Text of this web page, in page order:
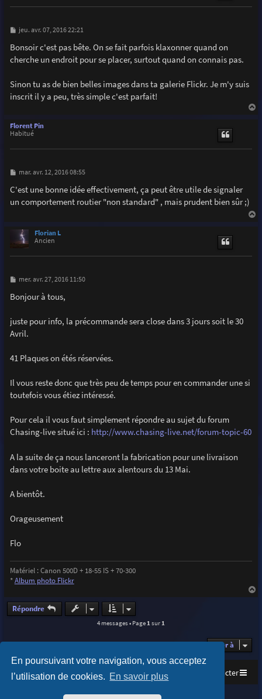
En poursuivant votre navigation, vous acceptez
l’utilisation de cookies. En savoir plus
M
s
s
a
jeu. avr. 07, 2016 22:21
Bonsoir c'est pas bête. On se fait parfois klaxonner quand on
cherche un endroit pour se placer, surtout quand on connais pas.
Sinon tu as de bien belles images dans ta galerie Flickr. Je m'y suis
inscrit il y a peu, très simple c'est parfait!
Florent Pin
Habitué
M
s
s
a
mar. avr. 12, 2016 08:55
C'est une bonne idée effectivement, ça peut être utile de signaler
un comportement routier "non standard" , mais prudent bien sûr ;)
Florian L
Ancien
M
s
s
e
mer. avr. 27, 2016 11:50
Bonjour à tous,
juste pour info, la précommande sera close dans 3 jours soit le 30
Avril.
41 Plaques on étés réservées.
Il vous reste donc que très peu de temps pour en commander une si
toutefois vous étiez intéressé.
Pour cela il vous faut simplement répondre au sujet du forum
Chasing-live situé ici : http://www.chasing-live.net/forum-topic-60
A la suite de ça nous lanceront la fabrication pour une livraison
dans votre boite au lettre aux alentours du 13 Mai.
A bientôt.
Orageusement
Flo
Matériel : Canon 500D + 18-55 IS + 70-300
*Album photo Flickr
a
Répondre
4 messages • Page 1 sur 1
Aller à
Accueil Index du forum Nous contacter
Purplexion style byIan Bradley